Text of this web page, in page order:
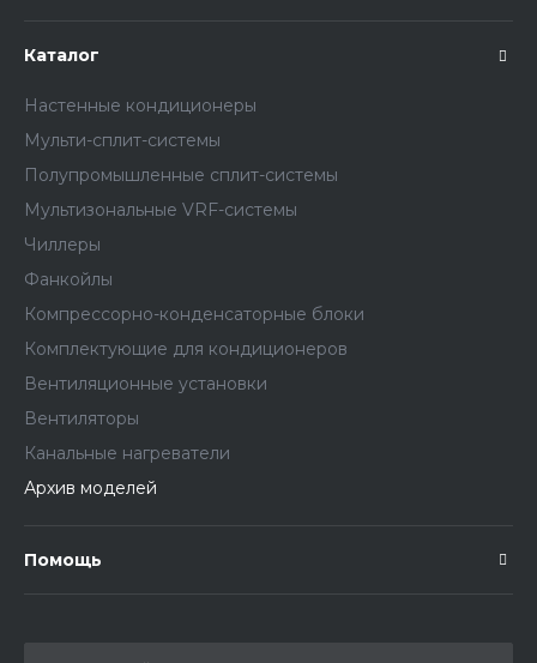
Каталог
Настенные кондиционеры
Мульти-сплит-системы
Полупромышленные сплит-системы
Мультизональные VRF-системы
Чиллеры
Фанкойлы
Компрессорно-конденсаторные блоки
Комплектующие для кондиционеров
Вентиляционные установки
Вентиляторы
Канальные нагреватели
Архив моделей
Помощь